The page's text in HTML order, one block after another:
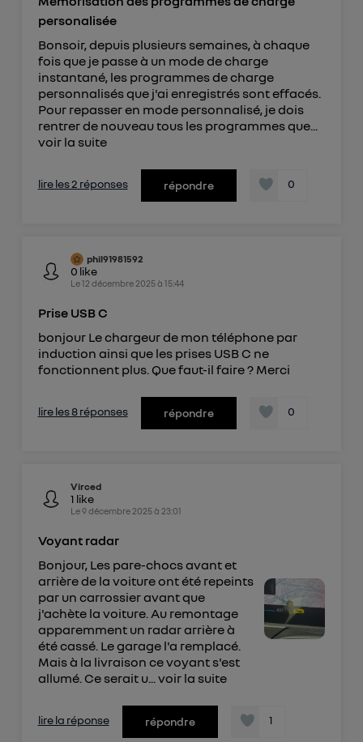
personalisée
Bonsoir, depuis plusieurs semaines, à chaque
fois que je passe à un mode de charge
instantané, les programmes de charge
personnalisés que j'ai enregistrés sont effacés.
Pour repasser en mode personnalisé, je dois
rentrer de nouveau tous les programmes que...
voir la suite
lire les 2 réponses répondre 0
phil91981592
0 like
Le12 décembre 2025à 15:44
Prise USB C
bonjour Le chargeur de mon téléphone par
induction ainsi que les prises USB C ne
fonctionnent plus. Que faut-il faire ? Merci
lire les 8 réponses répondre 0
Virced
1 like
Le9 décembre 2025à 23:01
Voyant radar
Bonjour, Les pare-chocs avant et
arrière de la voiture ont été repeints
par un carrossier avant que
j'achète la voiture. Au remontage
apparemment un radar arrière à
été cassé. Le garage l'a remplacé.
Mais à la livraison ce voyant s'est
allumé. Ce serait u...voir la suite
lire la réponse répondre 1